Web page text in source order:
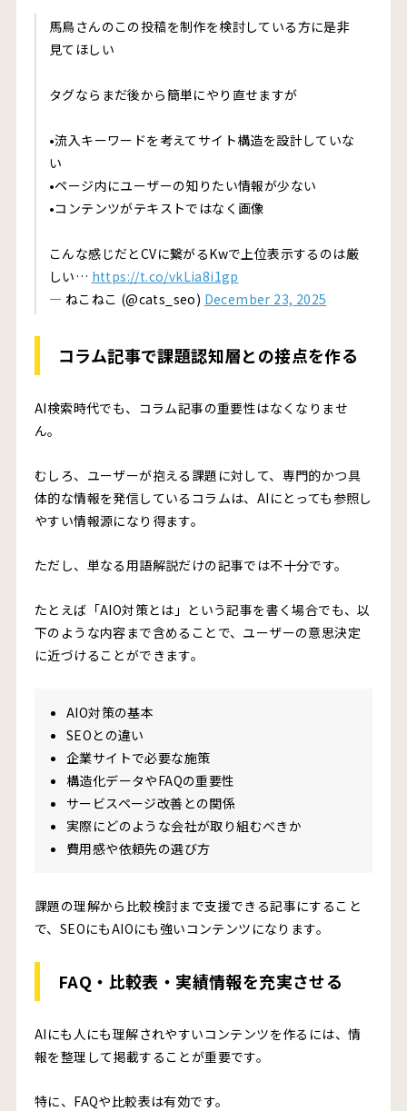
馬鳥さんのこの投稿を制作を検討している方に是非
見てほしい
タグならまだ後から簡単にやり直せますが
•流入キーワードを考えてサイト構造を設計していな
い
•ページ内にユーザーの知りたい情報が少ない
•コンテンツがテキストではなく画像
こんな感じだとCVに繋がるKwで上位表示するのは厳
しい… https://t.co/vkLia8i1gp
— ねこねこ (@cats_seo) December 23, 2025
コラム記事で課題認知層との接点を作る
AI検索時代でも、コラム記事の重要性はなくなりませ
ん。
むしろ、ユーザーが抱える課題に対して、専門的かつ具
体的な情報を発信しているコラムは、AIにとっても参照し
やすい情報源になり得ます。
ただし、単なる用語解説だけの記事では不十分です。
たとえば「AIO対策とは」という記事を書く場合でも、以
下のような内容まで含めることで、ユーザーの意思決定
に近づけることができます。
AIO対策の基本
SEOとの違い
企業サイトで必要な施策
構造化データやFAQの重要性
サービスページ改善との関係
実際にどのような会社が取り組むべきか
費用感や依頼先の選び方
課題の理解から比較検討まで支援できる記事にすること
で、SEOにもAIOにも強いコンテンツになります。
FAQ・比較表・実績情報を充実させる
AIにも人にも理解されやすいコンテンツを作るには、情
報を整理して掲載することが重要です。
特に、FAQや比較表は有効です。